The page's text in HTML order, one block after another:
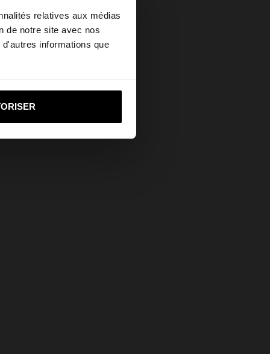
relatives aux médias
de notre site avec nos
informations que
×
States?
vers United States